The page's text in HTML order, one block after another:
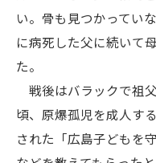
い。骨も見つかってい
に病死した父に続いて
た。
戦後はバラックで祖
頃、原爆孤児を成人す
された「広島子どもを